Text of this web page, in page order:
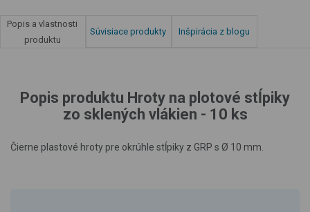
Popis a vlastnosti
produktu
Súvisiace produkty Inšpirácia z blogu
Popis produktu Hroty na plotové stĺpiky
zo sklených vlákien - 10 ks
Čierne plastové hroty pre okrúhle stĺpiky z GRP s Ø 10 mm.